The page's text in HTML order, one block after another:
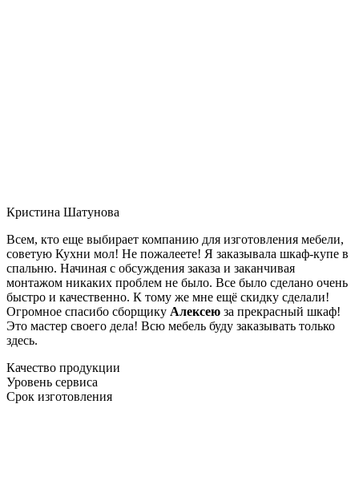
Кристина Шатунова
Всем, кто еще выбирает компанию для изготовления мебели,
советую Кухни мол! Не пожалеете! Я заказывала шкаф-купе в
спальню. Начиная с обсуждения заказа и заканчивая
монтажом никаких проблем не было. Все было сделано очень
быстро и качественно. К тому же мне ещё скидку сделали!
Огромное спасибо сборщику Алексею за прекрасный шкаф!
Это мастер своего дела! Всю мебель буду заказывать только
здесь.
Качество продукции
Уровень сервиса
Срок изготовления